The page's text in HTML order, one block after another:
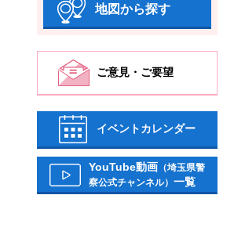
地図から探す
ご意見・ご要望
イベントカレンダー
YouTube動画 （埼玉県警
察公式チャンネル） 一覧